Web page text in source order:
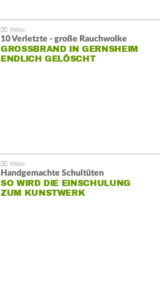
10 Verletzte - große Rauchwolke
GROSSBRAND IN GERNSHEIM E
NDLICH GELÖSCHT
Handgemachte Schultüten
SO WIRD DIE EINSCHULUNG
ZUM KUNSTWERK